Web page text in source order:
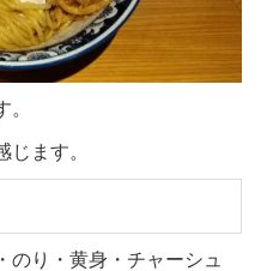
ます。
のり・黄身・チャーシュ